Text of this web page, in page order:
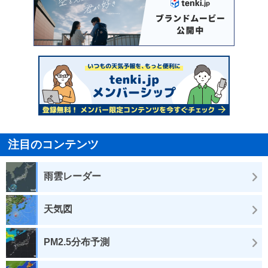
注目のコンテンツ
雨雲レーダー
天気図
PM2.5分布予測